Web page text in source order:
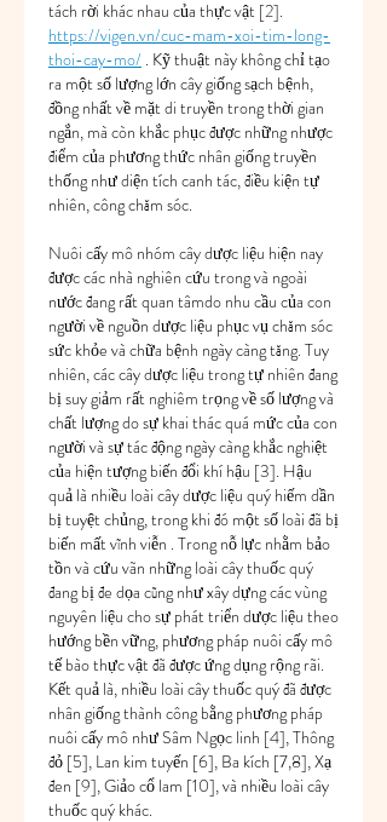
https://vigen.vn/cuc-mam-xoi-tim-long-
thoi-cay-mo/ . Kỹ thuật này không chỉ tạo
ra một số lượng lớn cây giống sạch bệnh,
đồng nhất về mặt di truyền trong thời gian
ngắn, mà còn khắc phục được những nhược
điểm của phương thức nhân giống truyền
thống như diện tích canh tác, điều kiện tự
nhiên, công chăm sóc.
Nuôi cấy mô nhóm cây dược liệu hiện nay
được các nhà nghiên cứu trong và ngoài
nước đang rất quan tâmdo nhu cầu của con
người về nguồn dược liệu phục vụ chăm sóc
sức khỏe và chữa bệnh ngày càng tăng. Tuy
nhiên, các cây dược liệu trong tự nhiên đang
bị suy giảm rất nghiêm trọng về số lượng và
chất lượng do sự khai thác quá mức của con
người và sự tác động ngày càng khắc nghiệt
của hiện tượng biến đổi khí hậu [3]. Hậu
quả là nhiều loài cây dược liệu quý hiếm dần
bị tuyệt chủng, trong khi đó một số loài đã bị
biến mất vĩnh viễn . Trong nỗ lực nhằm bảo
tồn và cứu vãn những loài cây thuốc quý
đang bị đe dọa cũng như xây dựng các vùng
nguyên liệu cho sự phát triển dược liệu theo
hướng bền vững, phương pháp nuôi cấy mô
tế bào thực vật đã được ứng dụng rộng rãi.
Kết quả là, nhiều loài cây thuốc quý đã được
nhân giống thành công bằng phương pháp
nuôi cấy mô như Sâm Ngọc linh [4], Thông
đỏ [5], Lan kim tuyến [6], Ba kích [7,8], Xạ
đen [9], Giảo cổ lam [10], và nhiều loài cây
thuốc quý khác.